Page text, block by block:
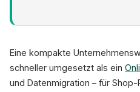
Eine kompakte
schneller umgesetzt als ein
und Datenmigration – für